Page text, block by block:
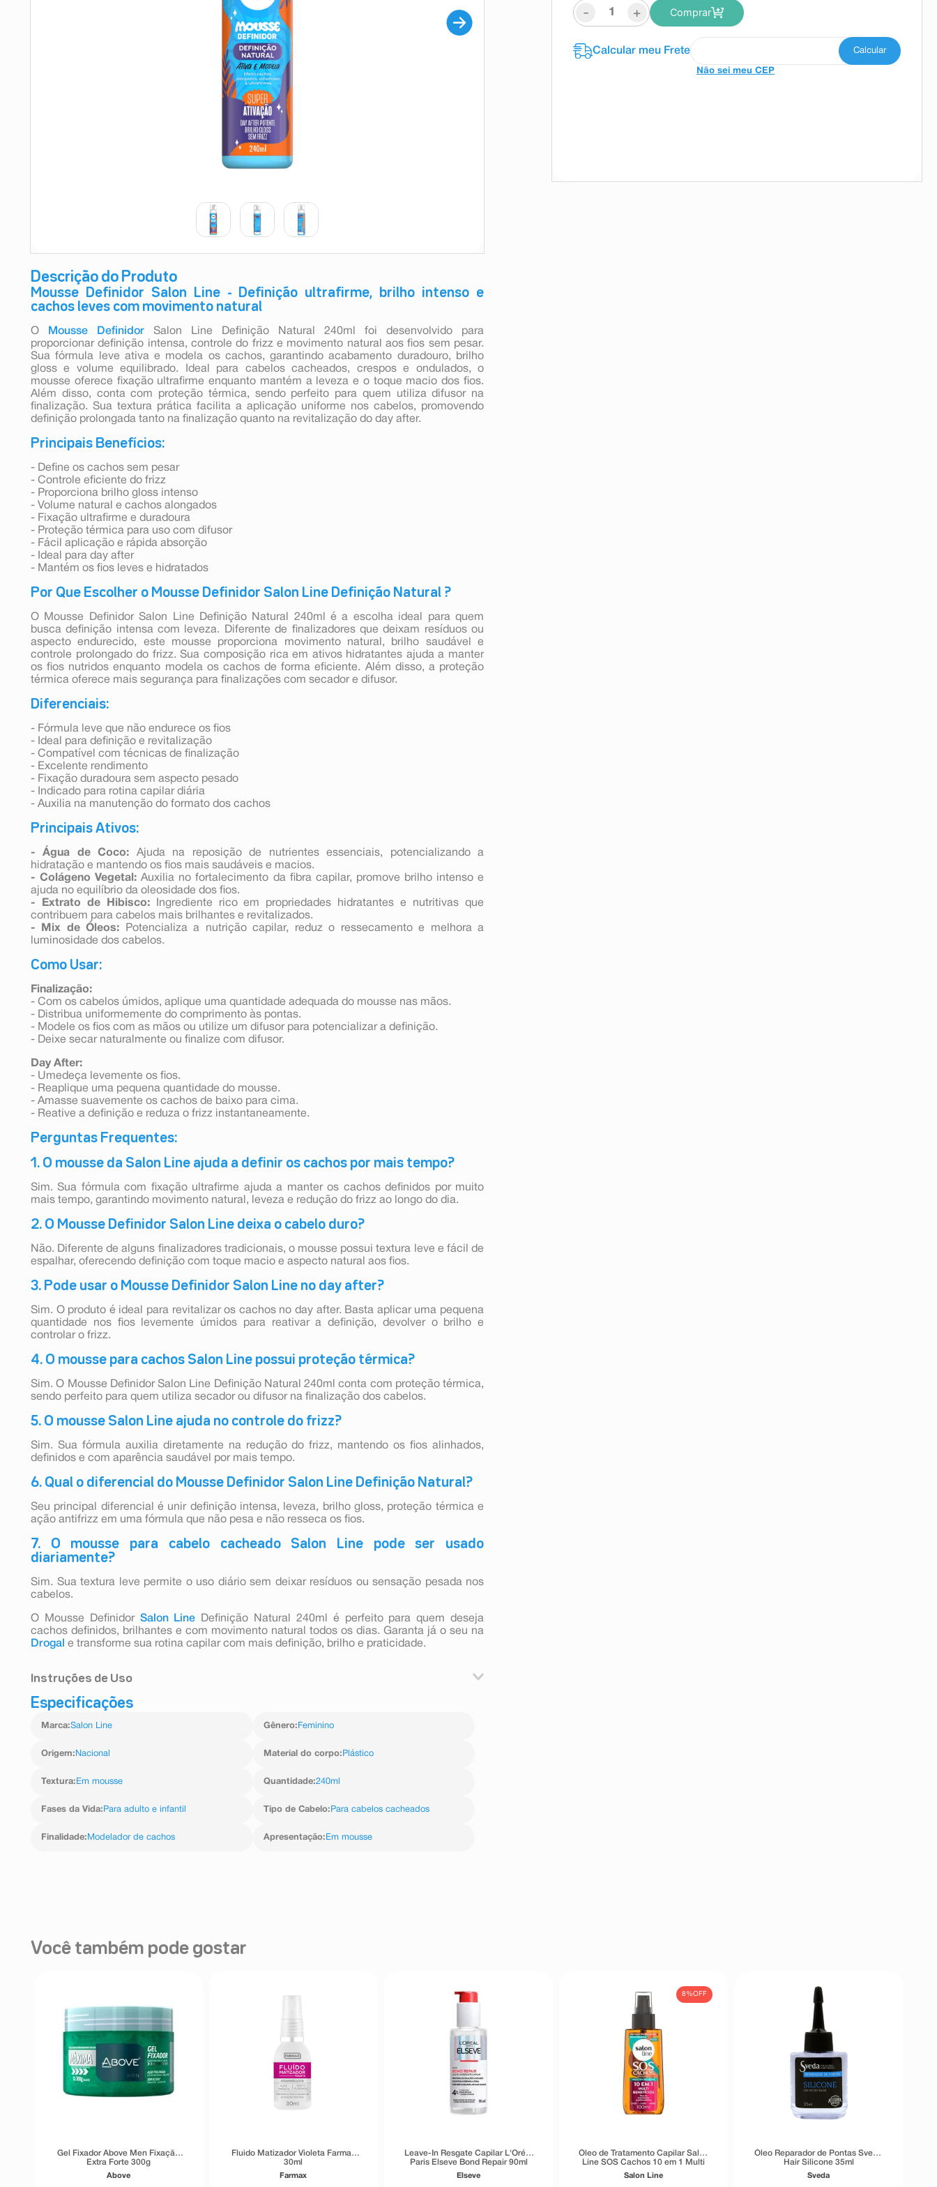
Descrição do Produto
Mousse Definidor Salon Line - Definição ultrafirme, brilho intenso e
cachos leves com movimento natural
O Mousse Definidor Salon Line Definição Natural 240ml foi desenvolvido para
proporcionar definição intensa, controle do frizz e movimento natural aos fios sem pesar.
Sua fórmula leve ativa e modela os cachos, garantindo acabamento duradouro, brilho
gloss e volume equilibrado. Ideal para cabelos cacheados, crespos e ondulados, o
mousse oferece fixação ultrafirme enquanto mantém a leveza e o toque macio dos fios.
Além disso, conta com proteção térmica, sendo perfeito para quem utiliza difusor na
finalização. Sua textura prática facilita a aplicação uniforme nos cabelos, promovendo
definição prolongada tanto na finalização quanto na revitalização do day after.
Principais Benefícios:
- Define os cachos sem pesar
- Controle eficiente do frizz
- Proporciona brilho gloss intenso
- Volume natural e cachos alongados
- Fixação ultrafirme e duradoura
- Proteção térmica para uso com difusor
- Fácil aplicação e rápida absorção
- Ideal para day after
- Mantém os fios leves e hidratados
Por Que Escolher o Mousse Definidor Salon Line Definição Natural ?
O Mousse Definidor Salon Line Definição Natural 240ml é a escolha ideal para quem
busca definição intensa com leveza. Diferente de finalizadores que deixam resíduos ou
aspecto endurecido, este mousse proporciona movimento natural, brilho saudável e
controle prolongado do frizz. Sua composição rica em ativos hidratantes ajuda a manter
os fios nutridos enquanto modela os cachos de forma eficiente. Além disso, a proteção
térmica oferece mais segurança para finalizações com secador e difusor.
Diferenciais:
- Fórmula leve que não endurece os fios
- Ideal para definição e revitalização
- Compatível com técnicas de finalização
- Excelente rendimento
- Fixação duradoura sem aspecto pesado
- Indicado para rotina capilar diária
- Auxilia na manutenção do formato dos cachos
Principais Ativos:
- Água de Coco: Ajuda na reposição de nutrientes essenciais, potencializando a
hidratação e mantendo os fios mais saudáveis e macios.
- Colágeno Vegetal: Auxilia no fortalecimento da fibra capilar, promove brilho intenso e
ajuda no equilíbrio da oleosidade dos fios.
- Extrato de Hibisco:Ingrediente rico em propriedades hidratantes e nutritivas que
contribuem para cabelos mais brilhantes e revitalizados.
- Mix de Óleos: Potencializa a nutrição capilar, reduz o ressecamento e melhora a
luminosidade dos cabelos.
Como Usar:
Finalização:
- Com os cabelos úmidos, aplique uma quantidade adequada do mousse nas mãos.
- Distribua uniformemente do comprimento às pontas.
- Modele os fios com as mãos ou utilize um difusor para potencializar a definição.
- Deixe secar naturalmente ou finalize com difusor.
Day After:
- Umedeça levemente os fios.
- Reaplique uma pequena quantidade do mousse.
- Amasse suavemente os cachos de baixo para cima.
- Reative a definição e reduza o frizz instantaneamente.
Perguntas Frequentes:
1. O mousse da Salon Line ajuda a definir os cachos por mais tempo?
Sim. Sua fórmula com fixação ultrafirme ajuda a manter os cachos definidos por muito
mais tempo, garantindo movimento natural, leveza e redução do frizz ao longo do dia.
2. O Mousse Definidor Salon Line deixa o cabelo duro?
Não. Diferente de alguns finalizadores tradicionais, o mousse possui textura leve e fácil de
espalhar, oferecendo definição com toque macio e aspecto natural aos fios.
3. Pode usar o Mousse Definidor Salon Line no day after?
Sim. O produto é ideal para revitalizar os cachos no day after. Basta aplicar uma pequena
quantidade nos fios levemente úmidos para reativar a definição, devolver o brilho e
controlar o frizz.
4. O mousse para cachos Salon Line possui proteção térmica?
Sim. O Mousse Definidor Salon Line Definição Natural 240ml conta com proteção térmica,
sendo perfeito para quem utiliza secador ou difusor na finalização dos cabelos.
5. O mousse Salon Line ajuda no controle do frizz?
Sim. Sua fórmula auxilia diretamente na redução do frizz, mantendo os fios alinhados,
definidos e com aparência saudável por mais tempo.
6. Qual o diferencial do Mousse Definidor Salon Line Definição Natural?
Seu principal diferencial é unir definição intensa, leveza, brilho gloss, proteção térmica e
ação antifrizz em uma fórmula que não pesa e não resseca os fios.
7. O mousse para cabelo cacheado Salon Line pode ser usado
diariamente?
Sim. Sua textura leve permite o uso diário sem deixar resíduos ou sensação pesada nos
cabelos.
O Mousse Definidor Salon Line Definição Natural 240ml é perfeito para quem deseja
cachos definidos, brilhantes e com movimento natural todos os dias. Garanta já o seu na
Drogal e transforme sua rotina capilar com mais definição, brilho e praticidade.
Instruções de Uso
Especificações
Marca:Salon Line Gênero: Feminino
Origem: Nacional Material do corpo: Plástico
Textura: Em mousse Quantidade:240ml
Fases da Vida: Para adulto e infantil Tipo de Cabelo: Para cabelos cacheados
Finalidade: Modelador de cachos Apresentação: Em mousse
- + Comprar
Não sei meu CEP
Você também pode gostar
Gel Fixador Above Men Fixação
Extra Forte 300g
Above
Fluido Matizador Violeta Farmax
30ml
Farmax
Leave-In Resgate Capilar L'Oréal
Paris Elseve Bond Repair 90ml
Elseve
8%OFF
Óleo de Tratamento Capilar Salon
Line SOS Cachos 10 em 1 Multi
Benefícios 100ml
Salon Line
Óleo Reparador de Pontas Sveda
Hair Silicone 35ml
Sveda
teste gravidez